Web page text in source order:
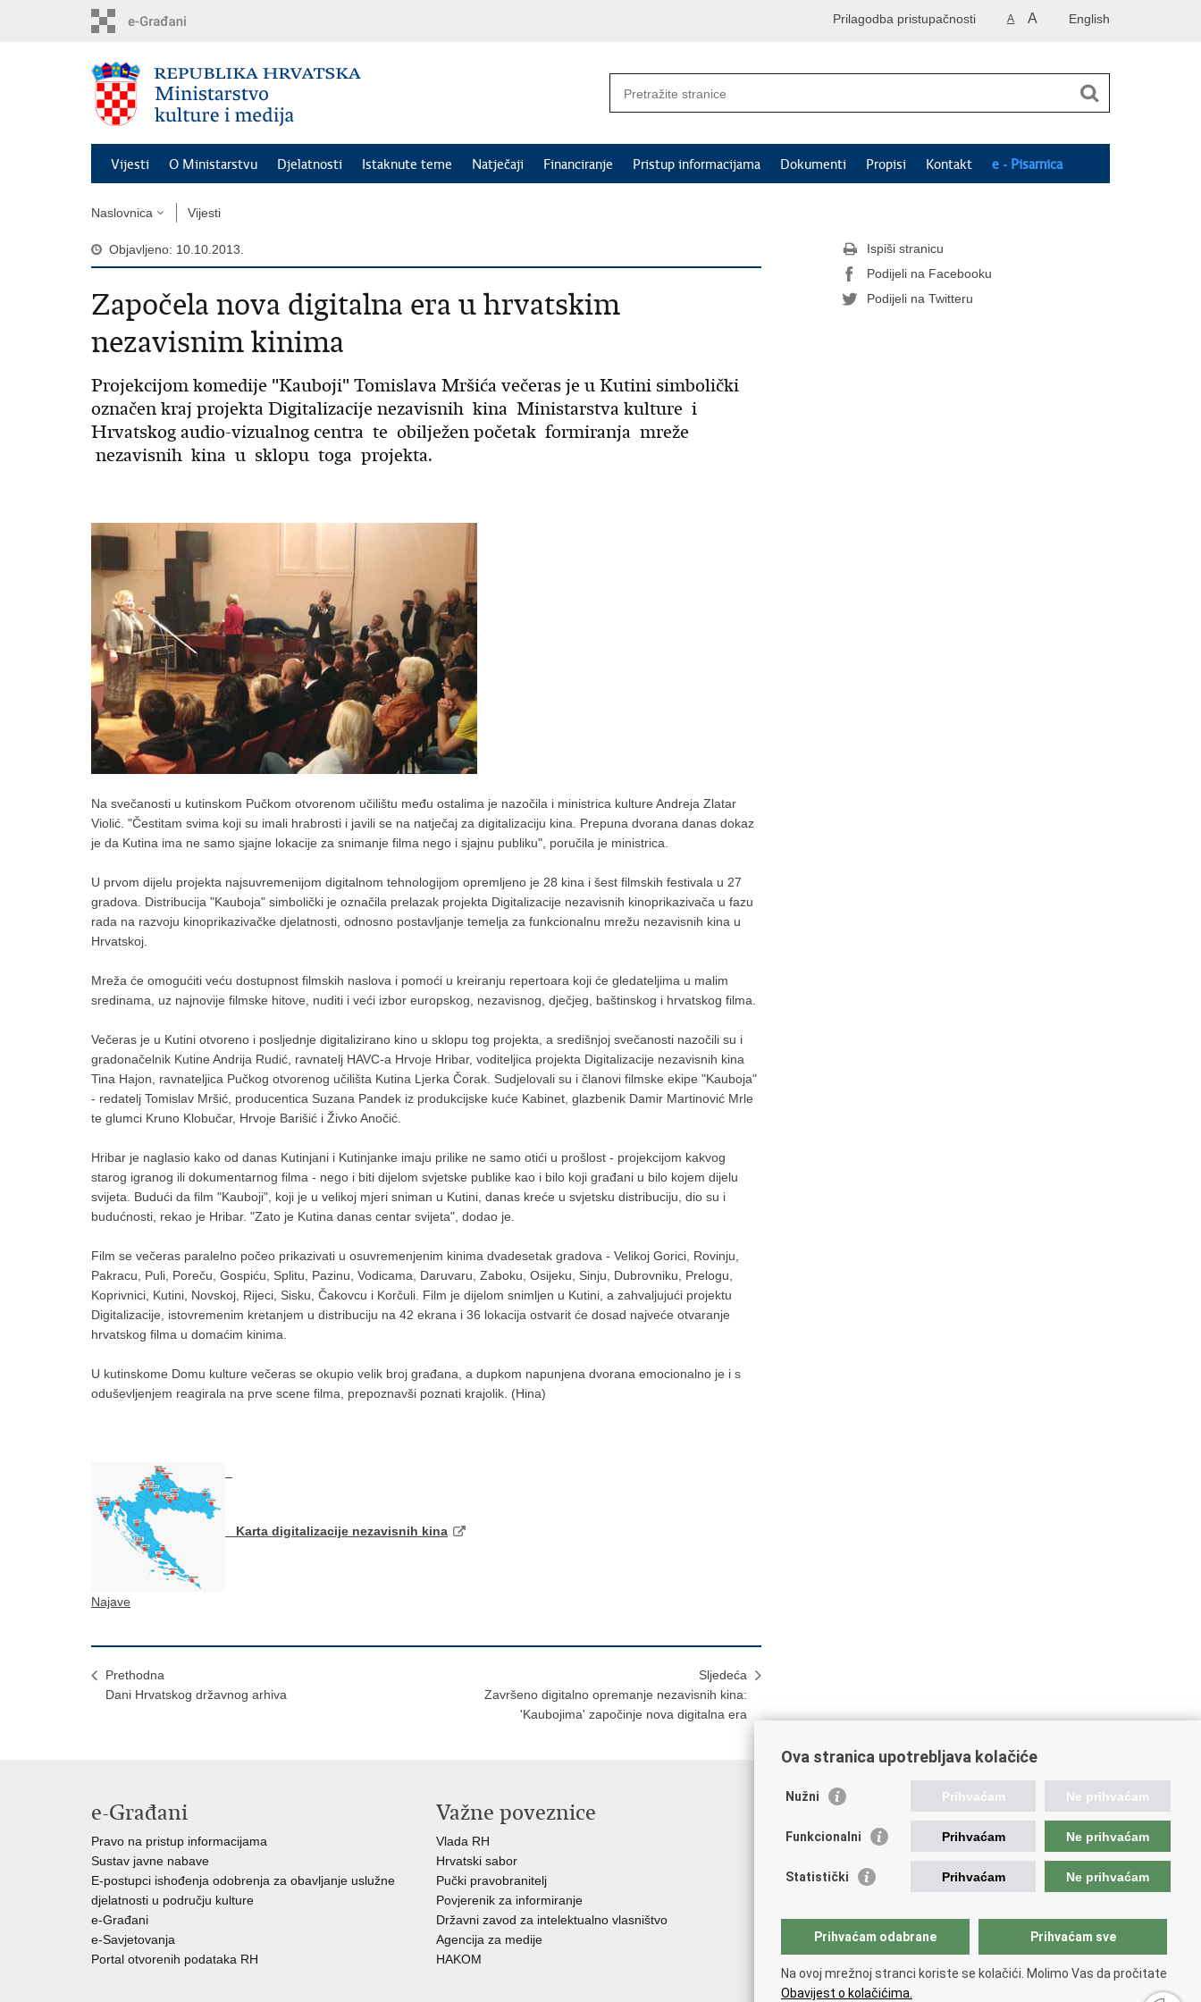
English
A A
Prilagodba pristupačnosti
Vijesti O Ministarstvu Djelatnosti Istaknute teme Natječaji Financiranje Pristup informacijama Dokumenti Propisi Kontakt e - Pisarnica
Naslovnica Vijesti
Objavljeno: 10.10.2013.
Započela nova digitalna era u hrvatskim
nezavisnim kinima
Projekcijom komedije "Kauboji" Tomislava Mršića večeras je u Kutini simbolički
označen kraj projekta Digitalizacije nezavisnih kina Ministarstva kulture i
Hrvatskog audio-vizualnog centra te obilježen početak formiranja mreže
nezavisnih kina u sklopu toga projekta.
Na svečanosti u kutinskom Pučkom otvorenom učilištu među ostalima je nazočila i ministrica kulture Andreja Zlatar
Violić. "Čestitam svima koji su imali hrabrosti i javili se na natječaj za digitalizaciju kina. Prepuna dvorana danas dokaz
je da Kutina ima ne samo sjajne lokacije za snimanje filma nego i sjajnu publiku", poručila je ministrica.
U prvom dijelu projekta najsuvremenijom digitalnom tehnologijom opremljeno je 28 kina i šest filmskih festivala u 27
gradova. Distribucija "Kauboja" simbolički je označila prelazak projekta Digitalizacije nezavisnih kinoprikazivača u fazu
rada na razvoju kinoprikazivačke djelatnosti, odnosno postavljanje temelja za funkcionalnu mrežu nezavisnih kina u
Hrvatskoj.
Mreža će omogućiti veću dostupnost filmskih naslova i pomoći u kreiranju repertoara koji će gledateljima u malim
sredinama, uz najnovije filmske hitove, nuditi i veći izbor europskog, nezavisnog, dječjeg, baštinskog i hrvatskog filma.
Večeras je u Kutini otvoreno i posljednje digitalizirano kino u sklopu tog projekta, a središnjoj svečanosti nazočili su i
gradonačelnik Kutine Andrija Rudić, ravnatelj HAVC-a Hrvoje Hribar, voditeljica projekta Digitalizacije nezavisnih kina
Tina Hajon, ravnateljica Pučkog otvorenog učilišta Kutina Ljerka Čorak. Sudjelovali su i članovi filmske ekipe "Kauboja"
- redatelj Tomislav Mršić, producentica Suzana Pandek iz produkcijske kuće Kabinet, glazbenik Damir Martinović Mrle
te glumci Kruno Klobučar, Hrvoje Barišić i Živko Anočić.
Hribar je naglasio kako od danas Kutinjani i Kutinjanke imaju prilike ne samo otići u prošlost - projekcijom kakvog
starog igranog ili dokumentarnog filma - nego i biti dijelom svjetske publike kao i bilo koji građani u bilo kojem dijelu
svijeta. Budući da film "Kauboji", koji je u velikoj mjeri sniman u Kutini, danas kreće u svjetsku distribuciju, dio su i
budućnosti, rekao je Hribar. "Zato je Kutina danas centar svijeta", dodao je.
Film se večeras paralelno počeo prikazivati u osuvremenjenim kinima dvadesetak gradova - Velikoj Gorici, Rovinju,
Pakracu, Puli, Poreču, Gospiću, Splitu, Pazinu, Vodicama, Daruvaru, Zaboku, Osijeku, Sinju, Dubrovniku, Prelogu,
Koprivnici, Kutini, Novskoj, Rijeci, Sisku, Čakovcu i Korčuli. Film je dijelom snimljen u Kutini, a zahvaljujući projektu
Digitalizacije, istovremenim kretanjem u distribuciju na 42 ekrana i 36 lokacija ostvarit će dosad najveće otvaranje
hrvatskog filma u domaćim kinima.
U kutinskome Domu kulture večeras se okupio velik broj građana, a dupkom napunjena dvorana emocionalno je i s
oduševljenjem reagirala na prve scene filma, prepoznavši poznati krajolik. (Hina)
Karta digitalizacije nezavisnih kina
Najave
Prethodna
Dani Hrvatskog državnog arhiva
Sljedeća
Završeno digitalno opremanje nezavisnih kina:
'Kaubojima' započinje nova digitalna era
Ispiši stranicu
Podijeli na Facebooku
Podijeli na Twitteru
e-Građani
Pravo na pristup informacijama
Sustav javne nabave
E-postupci ishođenja odobrenja za obavljanje uslužne
djelatnosti u području kulture
e-Građani
e-Savjetovanja
Portal otvorenih podataka RH
Važne poveznice
Vlada RH
Hrvatski sabor
Pučki pravobranitelj
Povjerenik za informiranje
Državni zavod za intelektualno vlasništvo
Agencija za medije
HAKOM
Ostale poveznice
Hrvatski restauratorski zavod
Zaklada Kultura nova
Cultural heritage in EU
EU National Institutes for Culture
Međunarodni centar za podvodnu arheologiju u Zadru
(MCPA)
Ova stranica upotrebljava kolačiće
Nužni Prihvaćam Ne prihvaćam
Funkcionalni Prihvaćam Ne prihvaćam
Statistički Prihvaćam Ne prihvaćam
Prihvaćam odabrane Prihvaćam sve
Na ovoj mrežnoj stranci koriste se kolačići. Molimo Vas da pročitate
Obavijest o kolačićima.